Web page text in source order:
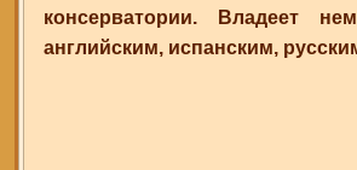
консерватории. Владеет
английским, испанским,